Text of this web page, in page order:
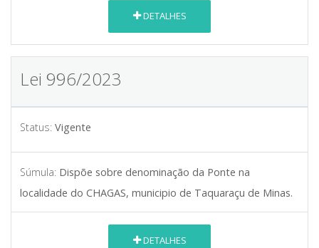
DETALHES
Lei 996/2023
Status: Vigente
Súmula: Dispõe sobre denominação da Ponte na
localidade do CHAGAS, municipio de Taquaraçu de Minas.
DETALHES